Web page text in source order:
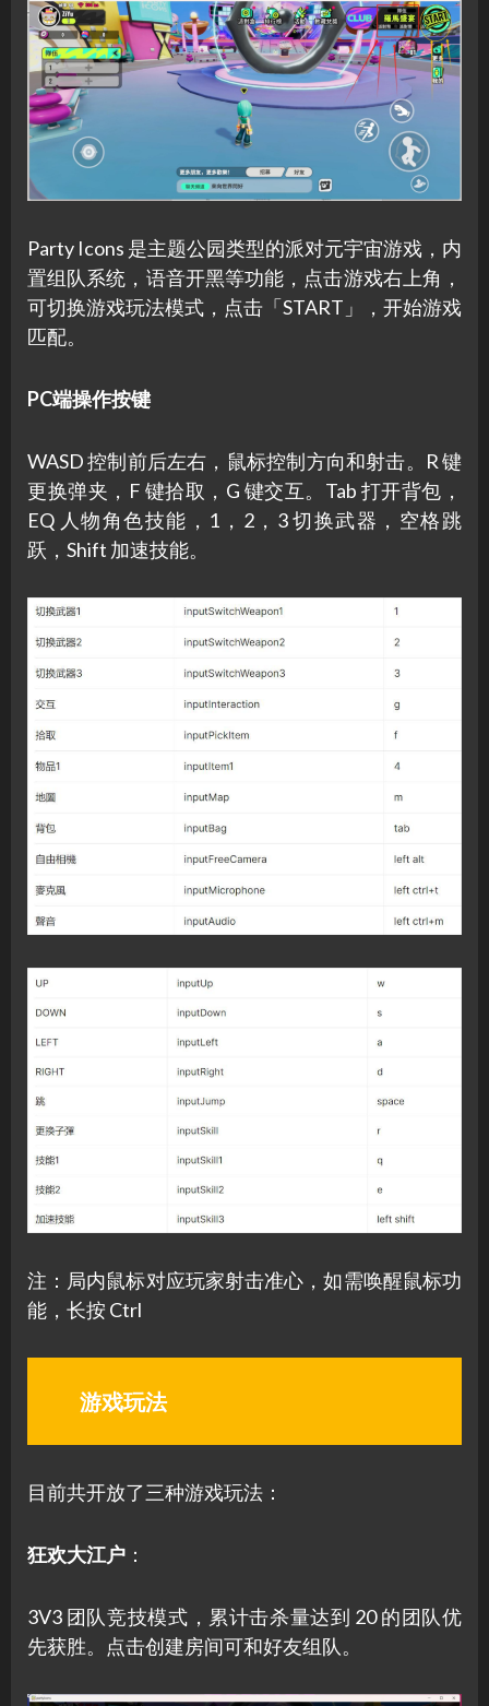
Party Icons 是主题公园类型的派对元宇宙游戏，内
置组队系统，语音开黑等功能，点击游戏右上角，
可切换游戏玩法模式，点击「START」，开始游戏
匹配。
PC端操作按键
WASD 控制前后左右，鼠标控制方向和射击。R 键
更换弹夹，F 键拾取，G 键交互。Tab 打开背包，
EQ 人物角色技能，1，2，3 切换武器，空格跳
跃，Shift 加速技能。
注：局内鼠标对应玩家射击准心，如需唤醒鼠标功
能，长按 Ctrl
游戏玩法
目前共开放了三种游戏玩法：
狂欢大江户 ：
3V3 团队竞技模式，累计击杀量达到 20 的团队优
先获胜。点击创建房间可和好友组队。